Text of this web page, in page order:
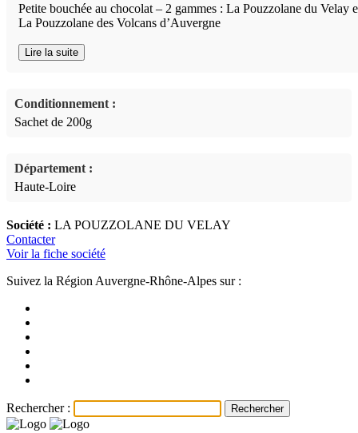
Petite bouchée au chocolat – 2 gammes : La Pouzzolane du Velay
La Pouzzolane des Volcans d’Auvergne
Lire la suite
Conditionnement :
Sachet de 200g
Département :
Haute-Loire
Société : LA POUZZOLANE DU VELAY
Contacter
Voir la fiche société
Suivez la Région Auvergne-Rhône-Alpes sur :
Rechercher :